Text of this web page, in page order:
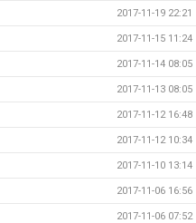
2017-11-19 22:21
2017-11-15 11:24
2017-11-14 08:05
2017-11-13 08:05
2017-11-12 16:48
2017-11-12 10:34
2017-11-10 13:14
2017-11-06 16:56
2017-11-06 07:52